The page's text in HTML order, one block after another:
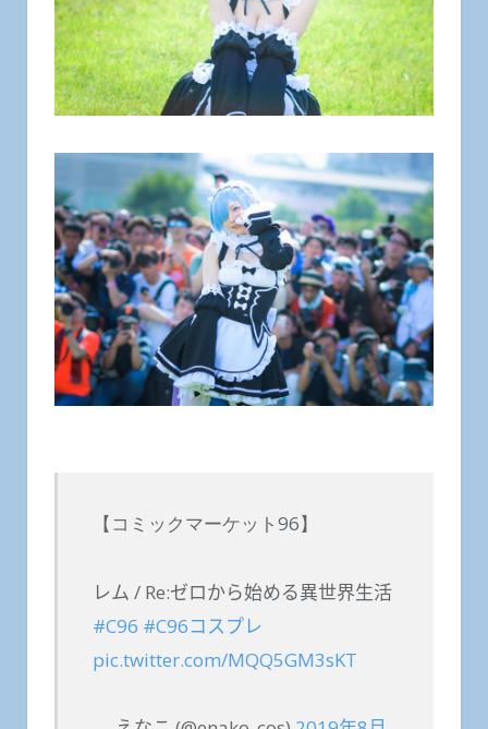
【コミックマーケット96】
レム / Re:ゼロから始める異世界生活
#C96 #C96コスプレ
pic.twitter.com/MQQ5GM3sKT